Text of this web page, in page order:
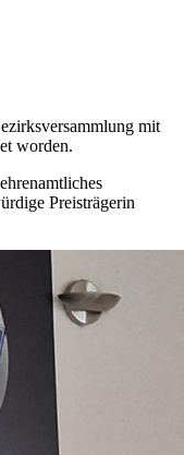
mit
worden.
Preisträgerin